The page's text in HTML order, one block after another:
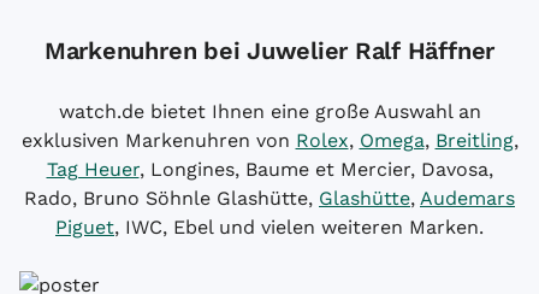
Markenuhren bei Juwelier Ralf Häffner
watch.de bietet Ihnen eine große Auswahl an
exklusiven Markenuhren von Rolex, Omega, Breitling,
Tag Heuer, Longines, Baume et Mercier, Davosa,
Rado, Bruno Söhnle Glashütte, Glashütte, Audemars
Piguet, IWC, Ebel und vielen weiteren Marken.